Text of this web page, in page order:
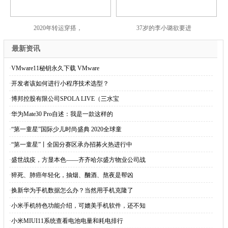
2020年转运穿搭， 37岁的李小璐欲要进
最新资讯
·VMware11秘钥永久下载 VMware
·开发者该如何进行小程序技术选型？
·博邦控股有限公司SPOLA LIVE（三水宝
·华为Mate30 Pro自述：我是一款这样的
·“第一童星”国际少儿时尚盛典 2020全球童
·“第一童星”丨全国分赛区承办招募火热进行中
·盛世战疫，方显本色——齐齐哈尔盛方物业公司战
·猝死、肺癌年轻化，抽烟、酗酒、熬夜是帮凶
·换新华为手机数据怎么办？当然用手机克隆了
·小米手机特色功能介绍，可媲美手机软件，还不知
·小米MIUI11系统查看电池电量和耗电排行